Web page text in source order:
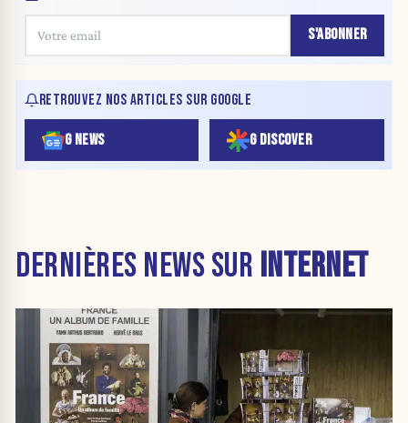
S'ABONNER
RETROUVEZ NOS ARTICLES SUR GOOGLE
G NEWS G DISCOVER
DERNIÈRES NEWS SUR INTERNET